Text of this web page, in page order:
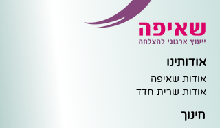
אודותינו
אודות שאיפה
אודות שרית חדד
חינוך